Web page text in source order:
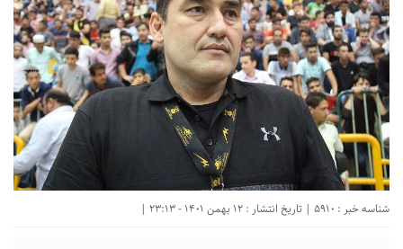
شناسه خبر : 5910 | تاریخ انتشار : 12 بهمن 1401 - 23:13 |